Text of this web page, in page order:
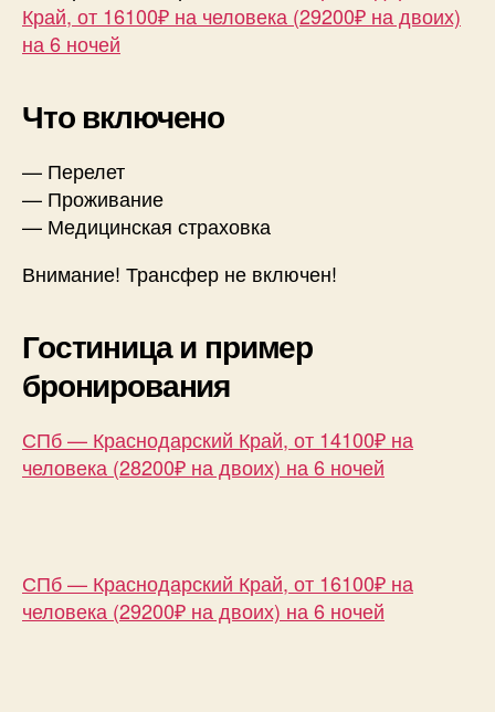
Край, от 16100₽ на человека (29200₽ на двоих)
на 6 ночей
Что включено
— Перелет
— Проживание
— Медицинская страховка
Внимание! Трансфер не включен!
Гостиница и пример
бронирования
СПб — Краснодарский Край, от 14100₽ на
человека (28200₽ на двоих) на 6 ночей
СПб — Краснодарский Край, от 16100₽ на
человека (29200₽ на двоих) на 6 ночей